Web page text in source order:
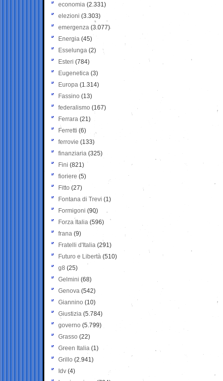
economia (2.331)
elezioni (3.303)
emergenza (3.077)
Energia (45)
Esselunga (2)
Esteri (784)
Eugenetica (3)
Europa (1.314)
Fassino (13)
federalismo (167)
Ferrara (21)
Ferretti (6)
ferrovie (133)
finanziaria (325)
Fini (821)
fioriere (5)
Fitto (27)
Fontana di Trevi (1)
Formigoni (90)
Forza Italia (596)
frana (9)
Fratelli d'Italia (291)
Futuro e Libertà (510)
g8 (25)
Gelmini (68)
Genova (542)
Giannino (10)
Giustizia (5.784)
governo (5.799)
Grasso (22)
Green Italia (1)
Grillo (2.941)
Idv (4)